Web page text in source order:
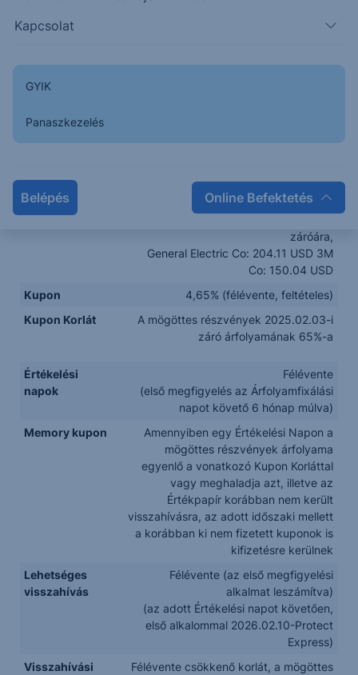
Kapcsolat
GYIK
Panaszkezelés
Belépés Online Befektetés
Devizanem
Névérték
1 000 USD
Jegyzési
Kibocsátás
dátuma
Futamidő
Maximum Maximum 3 év
Kezdeti ár
záróára,
General Electric Co: 204.11 USD 3M
Co: 150.04 USD
Kupon
4,65% (félévente, feltételes)
Kupon Korlát
A mögöttes részvények 2025.02.03-i
záró árfolyamának 65%-a
Értékelési
napok
Félévente
(első megfigyelés az Árfolyamfixálási
napot követő 6 hónap múlva)
Memory kupon
Amennyiben egy Értékelési Napon a
mögöttes részvények árfolyama
egyenlő a vonatkozó Kupon Korláttal
vagy meghaladja azt, illetve az
Értékpapír korábban nem került
visszahívásra, az adott időszaki mellett
a korábban ki nem fizetett kuponok is
kifizetésre kerülnek
Lehetséges
visszahívás
Félévente (az első megfigyelési
alkalmat leszámítva)
(az adott Értékelési napot követően,
első alkalommal 2026.02.10-Protect
Express)
Visszahívási
Félévente csökkenő korlát, a mögöttes